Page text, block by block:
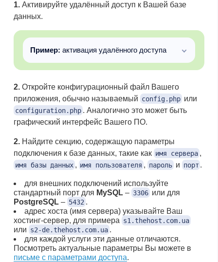
1. Активируйте удалённый доступ к Вашей базе
данных.
Пример: активация удалённого доступа
2. Откройте конфигурационный файл Вашего
приложения, обычно называемый config.php или
configuration.php . Аналогично это может быть
графический интерфейс Вашего ПО.
2. Найдите секцию, содержащую параметры
подключения к базе данных, такие как имя сервера ,
имя базы данных , имя пользователя , пароль и порт .
для внешних подключений используйте
стандартный порт для MySQL – 3306 или для
PostgreSQL – 5432 .
адрес хоста (имя сервера) указывайте Ваш
хостинг-сервер, для примера s1.thehost.com.ua
или s2-de.thehost.com.ua .
для каждой услуги эти данные отличаются.
Посмотреть актуальные параметры Вы можете в
письме с параметрами доступа.